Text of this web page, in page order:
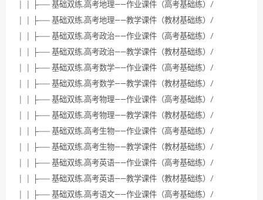
│ │ ├── 基础双练.高考地理——作业课件（高考基础练）/
│ │ ├── 基础双练.高考地理——教学课件（教材基础练）/
│ │ ├── 基础双练.高考政治——作业课件（高考基础练）/
│ │ ├── 基础双练.高考政治——教学课件（教材基础练）/
│ │ ├── 基础双练.高考数学——作业课件（高考基础练）/
│ │ ├── 基础双练.高考数学——教学课件（教材基础练）/
│ │ ├── 基础双练.高考物理——作业课件（高考基础练）/
│ │ ├── 基础双练.高考物理——教学课件（教材基础练）/
│ │ ├── 基础双练.高考生物——作业课件（高考基础练）/
│ │ ├── 基础双练.高考生物——教学课件（教材基础练）/
│ │ ├── 基础双练.高考英语——作业课件（高考基础练）/
│ │ ├── 基础双练.高考英语——教学课件（教材基础练）/
│ │ ├── 基础双练.高考语文——作业课件（高考基础练）/